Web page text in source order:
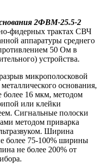
2ФВМ-25.5-2
фидерных трактах СВЧ
аппаратуры среднего
50 Ом в
устройства.
микрополосковой
основания,
более 16 мкм, методом
или клейки
Сигнальные полоски
методом приварка
Ширина
более 75-100% ширины
не более 200% от